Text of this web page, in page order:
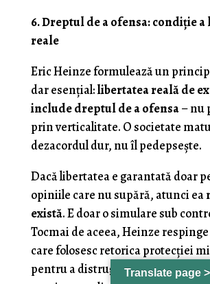
6. Dreptul de a ofensa: condiție
reale
Eric Heinze formulează un
dar esențial:libertatea reală de
include dreptul de a ofensa– nu
prin verticalitate. O societate
dezacordul dur, nu îl pedepsește.
Dacă libertatea e garantată doar
opiniile care nu supără, atunci ea
există. E doar o simulare sub
Tocmai de aceea, Heinze
care folosesc retorica protecției
pentru a distruge libertatea
Translate page